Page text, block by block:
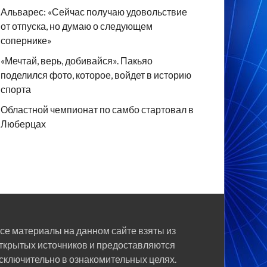
Альварес: «Сейчас получаю удовольствие
от отпуска, но думаю о следующем
сопернике»
«Мечтай, верь, добивайся». Пакьяо
поделился фото, которое, войдет в историю
спорта
Областной чемпионат по самбо стартовал в
Люберцах
материалы на данном сайте взяты из
источников и предоставляются
в ознакомительных целях.